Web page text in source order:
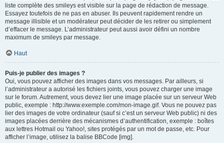
liste complète des smileys est visible sur la page de rédaction de message.
Essayez toutefois de ne pas en abuser. Ils peuvent rapidement rendre un
message illisible et un modérateur peut décider de les retirer ou simplement
d’effacer le message. L’administrateur peut aussi avoir défini un nombre
maximum de smileys par message.
Haut
Puis-je publier des images ?
Oui, vous pouvez afficher des images dans vos messages. Par ailleurs, si
l’administrateur a autorisé les fichiers joints, vous pouvez charger une image
sur le forum. Autrement, vous devez lier une image placée sur un serveur Web
public, exemple : http://www.exemple.com/mon-image.gif. Vous ne pouvez pas
lier des images de votre ordinateur (sauf si c’est un serveur Web public) ni des
images placées derrière des mécanismes d’authentification, exemple : boîtes
aux lettres Hotmail ou Yahoo!, sites protégés par un mot de passe, etc. Pour
afficher l’image, utilisez la balise BBCode [img].